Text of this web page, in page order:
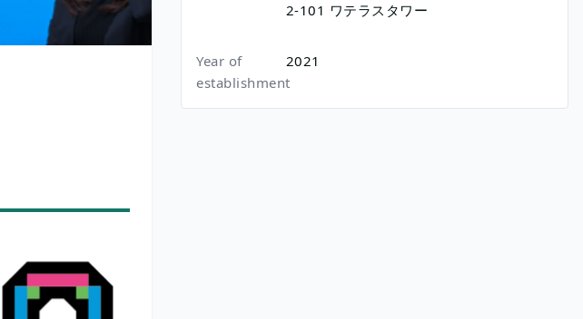
2-101 ワテラスタワー
Year of
establishment
2021